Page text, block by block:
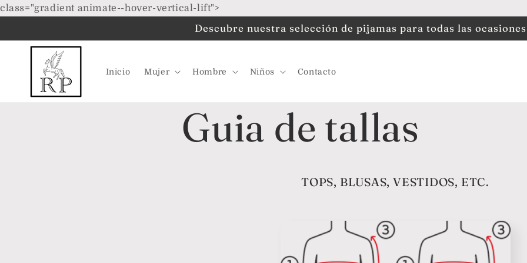
class="gradient animate--hover-vertical-lift">
directamente
Descubre nuestra selección de pijamas para todas las
Inicio Mujer Hombre Niños Contacto
Guia de tallas
TOPS, BLUSAS, VESTIDOS, ETC.